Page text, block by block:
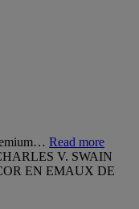
Read more
V. SWAIN
EN EMAUX DE